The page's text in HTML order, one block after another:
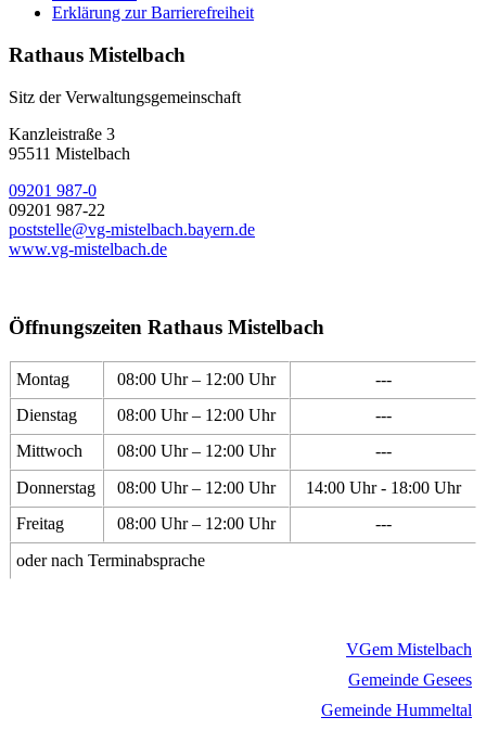
Erklärung zur Barrierefreiheit
Rathaus Mistelbach
Sitz der Verwaltungsgemeinschaft
Kanzleistraße 3
95511 Mistelbach
09201 987-0
09201 987-22
poststelle@vg-mistelbach.bayern.de
www.vg-mistelbach.de
Öffnungszeiten Rathaus Mistelbach
Montag 08:00 Uhr – 12:00 Uhr
---
Dienstag
08:00 Uhr – 12:00 Uhr
---
Mittwoch
08:00 Uhr – 12:00 Uhr
---
Donnerstag
08:00 Uhr – 12:00 Uhr
14:00 Uhr - 18:00 Uhr
Freitag
08:00 Uhr – 12:00 Uhr
---
oder nach Terminabsprache
VGem Mistelbach
Gemeinde Gesees
Gemeinde Hummeltal